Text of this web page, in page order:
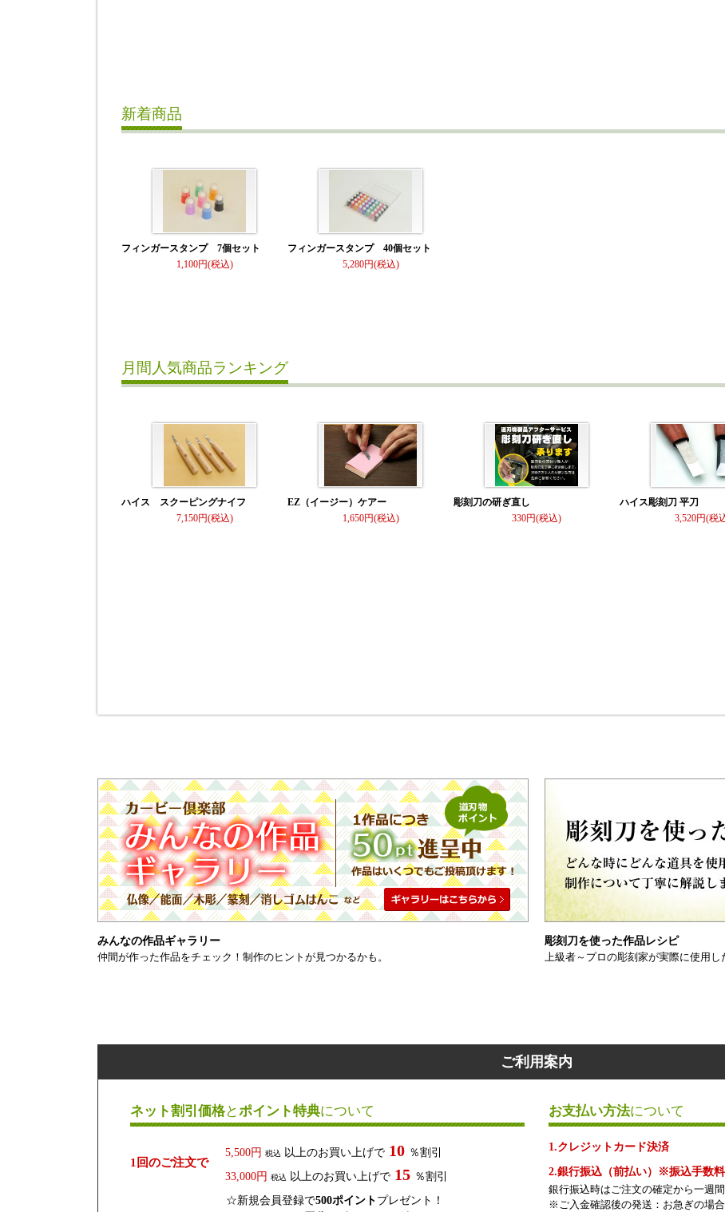
新着商品
フィンガースタンプ 7個セット
1,100
フィンガースタンプ 40個セット
5,280
月間人気商品ランキング
ハイス スクーピングナイフ
7,150
EZ（イージー）ケアー
1,650
彫刻刀の研ぎ直し
330
ハイス彫刻刀 平刀
3,520
みんなの作品ギャラリー
仲間が作った作品をチェック！制作のヒントが見つかるかも。
彫刻刀を使った作品レシピ
上級者～プロの彫刻家が実際に使用し
ご利用案内
ネット割引価格とポイント特典について
1回のご注文で
5,500円 税込 以上のお買い上げで 10 ％割引
33,000円 税込 以上のお買い上げで 15 ％割引
☆新規会員登録で500ポイント プレゼント！
お支払い方法について
1.クレジットカード決済
2.銀行振込（前払い）※振込手数
銀行振込時はご注文の確定から一週
※ご入金確認後の発送：お急ぎの場